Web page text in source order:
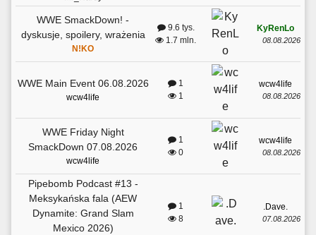
WWE SmackDown! -
dyskusje, spoilery, wrażenia
N!KO
9.6 tys.
1.7 mln.
KyRenLo
08.08.2026
WWE Main Event 06.08.2026
wcw4life
1
1
wcw4life
08.08.2026
WWE Friday Night
SmackDown 07.08.2026
wcw4life
1
0
wcw4life
08.08.2026
Pipebomb Podcast #13 -
Meksykańska fala (AEW
Dynamite: Grand Slam
Mexico 2026)
1
8
.Dave.
07.08.2026